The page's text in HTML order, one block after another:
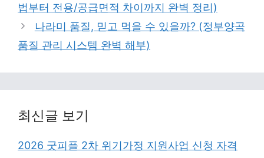
법부터 전용/공급면적 차이까지 완벽 정리)
나라미 품질, 믿고 먹을 수 있을까? (정부양곡
품질 관리 시스템 완벽 해부)
최신글 보기
2026 굿피플 2차 위기가정 지원사업 신청 자격